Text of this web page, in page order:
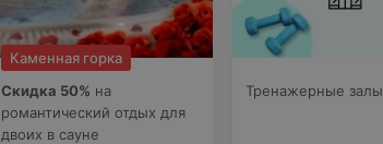
Каменная горка
Скидка 50% на
романтический отдых для
двоих в сауне
Тренажерные залы